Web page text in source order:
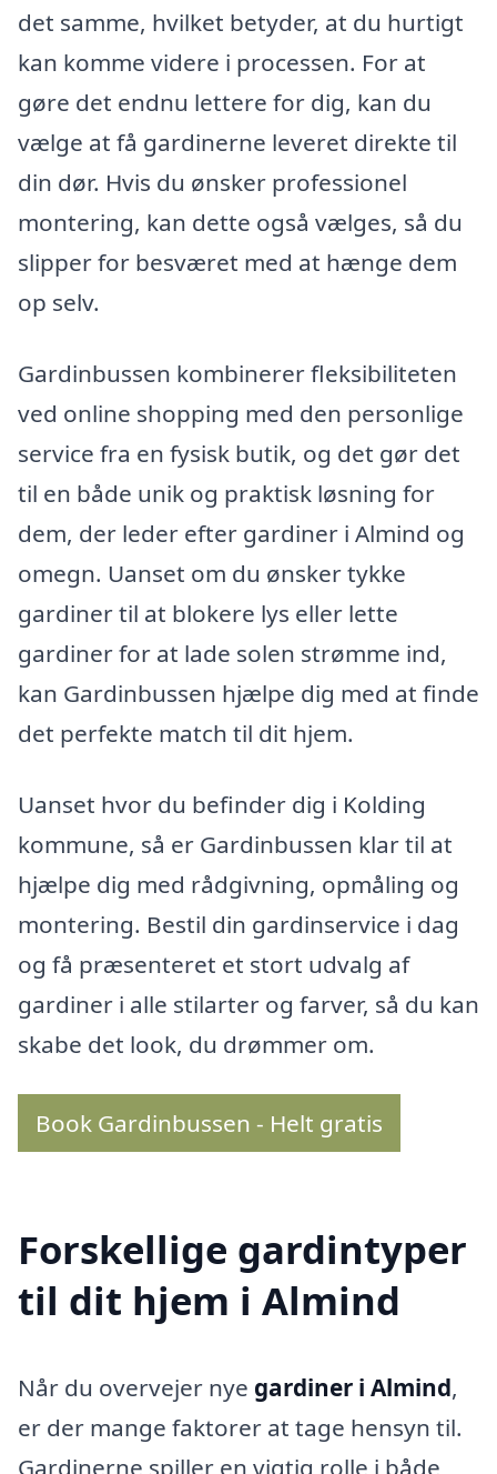
det samme, hvilket betyder, at du hurtigt
kan komme videre i processen. For at
gøre det endnu lettere for dig, kan du
vælge at få gardinerne leveret direkte til
din dør. Hvis du ønsker professionel
montering, kan dette også vælges, så du
slipper for besværet med at hænge dem
op selv.
Gardinbussen kombinerer fleksibiliteten
ved online shopping med den personlige
service fra en fysisk butik, og det gør det
til en både unik og praktisk løsning for
dem, der leder efter gardiner i Almind og
omegn. Uanset om du ønsker tykke
gardiner til at blokere lys eller lette
gardiner for at lade solen strømme ind,
kan Gardinbussen hjælpe dig med at finde
det perfekte match til dit hjem.
Uanset hvor du befinder dig i Kolding
kommune, så er Gardinbussen klar til at
hjælpe dig med rådgivning, opmåling og
montering. Bestil din gardinservice i dag
og få præsenteret et stort udvalg af
gardiner i alle stilarter og farver, så du kan
skabe det look, du drømmer om.
Book Gardinbussen - Helt gratis
Forskellige gardintyper
til dit hjem i Almind
Når du overvejer nye gardiner i Almind,
er der mange faktorer at tage hensyn til.
Gardinerne spiller en vigtig rolle i både